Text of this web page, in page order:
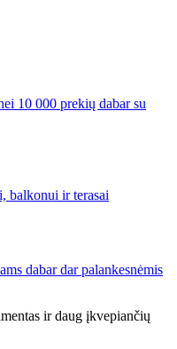
10 000 prekių dabar su
balkonui ir terasai
dabar dar palankesnėmis
ir daug įkvepiančių